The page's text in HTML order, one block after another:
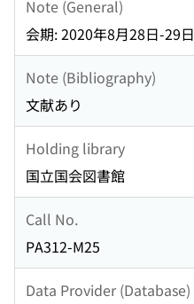
Note (General)
会期: 2020年8月28日-29日
Note (Bibliography)
文献あり
Holding library
国立国会図書館
Call No.
PA312-M25
Data Provider (Database)